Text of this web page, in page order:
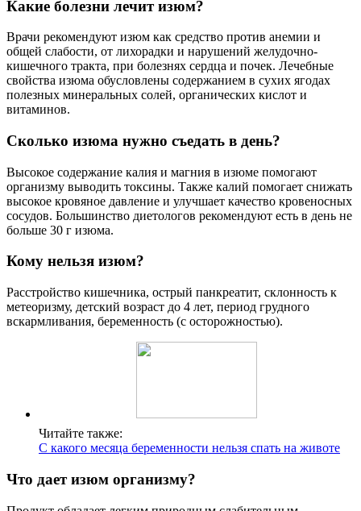
Какие болезни лечит изюм?
Врачи рекомендуют изюм как средство против анемии и
общей слабости, от лихорадки и нарушений желудочно-
кишечного тракта, при болезнях сердца и почек. Лечебные
свойства изюма обусловлены содержанием в сухих ягодах
полезных минеральных солей, органических кислот и
витаминов.
Сколько изюма нужно съедать в день?
Высокое содержание калия и магния в изюме помогают
организму выводить токсины. Также калий помогает снижать
высокое кровяное давление и улучшает качество кровеносных
сосудов. Большинство диетологов рекомендуют есть в день не
больше 30 г изюма.
Кому нельзя изюм?
Расстройство кишечника, острый панкреатит, склонность к
метеоризму, детский возраст до 4 лет, период грудного
вскармливания, беременность (с осторожностью).
Читайте также:
С какого месяца беременности нельзя спать на животе
Что дает изюм организму?